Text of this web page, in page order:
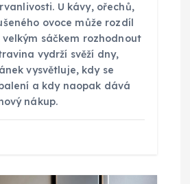
U kávy, ořechů,
ovoce může rozdíl
sáčkem rozhodnout
vydrží svěží dny,
vysvětluje, kdy se
a kdy naopak dává
nákup.